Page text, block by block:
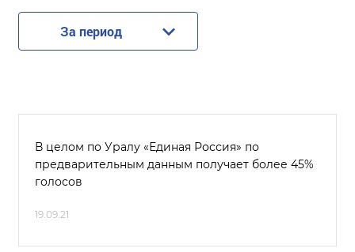
За период
В целом по Уралу «Единая Россия» по
предварительным данным получает более 45%
голосов
19.09.21